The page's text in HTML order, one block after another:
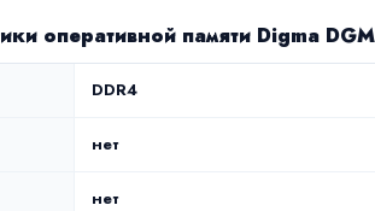
оперативной памяти Digma
DDR4
нет
нет